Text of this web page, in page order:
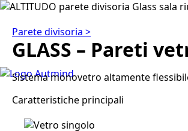
Parete divisoria >
GLASS – Pareti
Sistema monovetro altamente
Caratteristiche principali